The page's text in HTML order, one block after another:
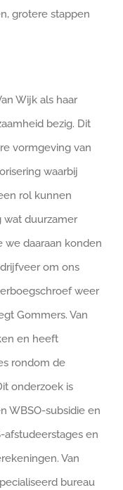
grotere stappen
Wijk als haar
bezig. Dit
vormgeving van
waarbij
rol kunnen
wat duurzamer
we daaraan konden
om ons
weer
Gommers. Van
en heeft
rondom de
onderzoek is
WBSO-subsidie en
afstudeerstages en
Van
bureau